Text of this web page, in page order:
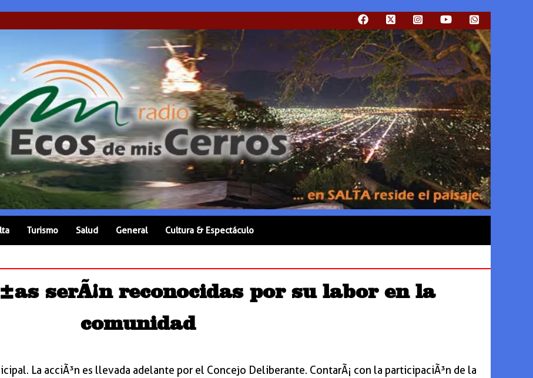
Turismo Salud General Cultura & Espectáculo
serÃ¡n reconocidas por su labor en la
comunidad
La acciÃ³n es llevada adelante por el Concejo Deliberante. ContarÃ¡ con la participaciÃ³n de la